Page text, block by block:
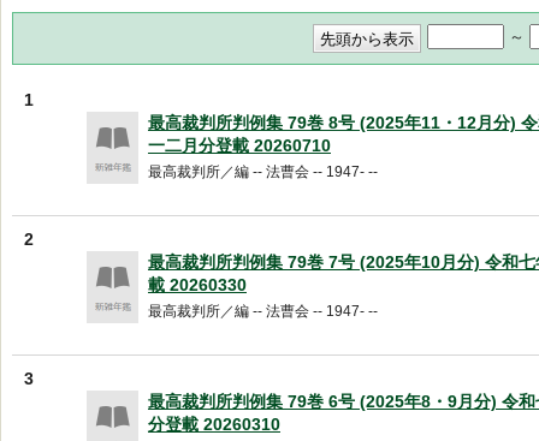
～
1
最高裁判所判例集 79巻 8号 (2025年11・12月分)
一二月分登載 20260710
最高裁判所／編 -- 法曹会 -- 1947- --
2
最高裁判所判例集 79巻 7号 (2025年10月分) 令和
載 20260330
最高裁判所／編 -- 法曹会 -- 1947- --
3
最高裁判所判例集 79巻 6号 (2025年8・9月分) 令
分登載 20260310